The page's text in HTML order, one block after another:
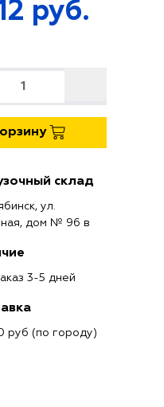
руб.
склад
ул.
дом № 96 в
3-5 дней
руб (по городу)